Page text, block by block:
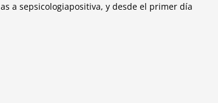
a sepsicologiapositiva, y desde el primer día